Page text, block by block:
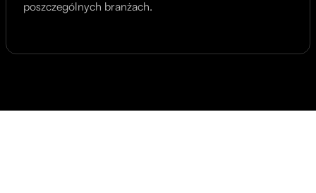
poszczególnych branżach.